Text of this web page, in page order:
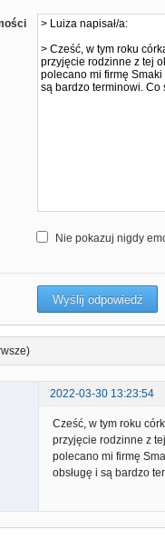
Nie pokazuj nigdy
2022-03-30 13:23:54
Cześć, w tym roku
przyjęcie rodzinne z
polecano mi firmę
obsługę i są bardzo